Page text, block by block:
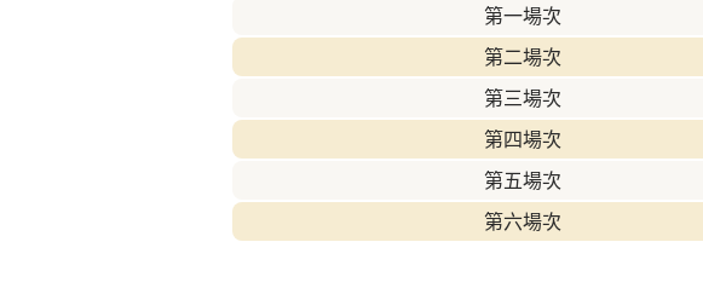
第一場次
第二場次
第三場次
第四場次
第五場次
第六場次